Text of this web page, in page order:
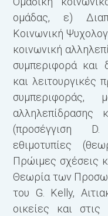
ομάδας, ε)
Κοινωνική
κοινωνική
συμπεριφορά και
και λειτουργικές
συμπεριφοράς,
(προσέγγιση D.
εθιμοτυπίες
Πρώιμες σχέσεις
Θεωρία των
του G. Kelly,
οικείες και